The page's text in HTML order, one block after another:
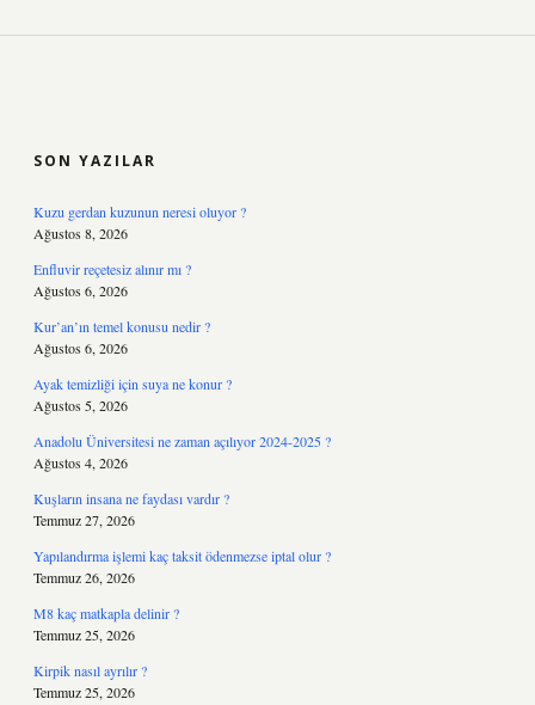
SON YAZILAR
Kuzu gerdan kuzunun neresi oluyor ?
Ağustos 8, 2026
Enfluvir reçetesiz alınır mı ?
Ağustos 6, 2026
Kur’an’ın temel konusu nedir ?
Ağustos 6, 2026
Ayak temizliği için suya ne konur ?
Ağustos 5, 2026
Anadolu Üniversitesi ne zaman açılıyor 2024-2025 ?
Ağustos 4, 2026
Kuşların insana ne faydası vardır ?
Temmuz 27, 2026
Yapılandırma işlemi kaç taksit ödenmezse iptal olur ?
Temmuz 26, 2026
M8 kaç matkapla delinir ?
Temmuz 25, 2026
Kirpik nasıl ayrılır ?
Temmuz 25, 2026